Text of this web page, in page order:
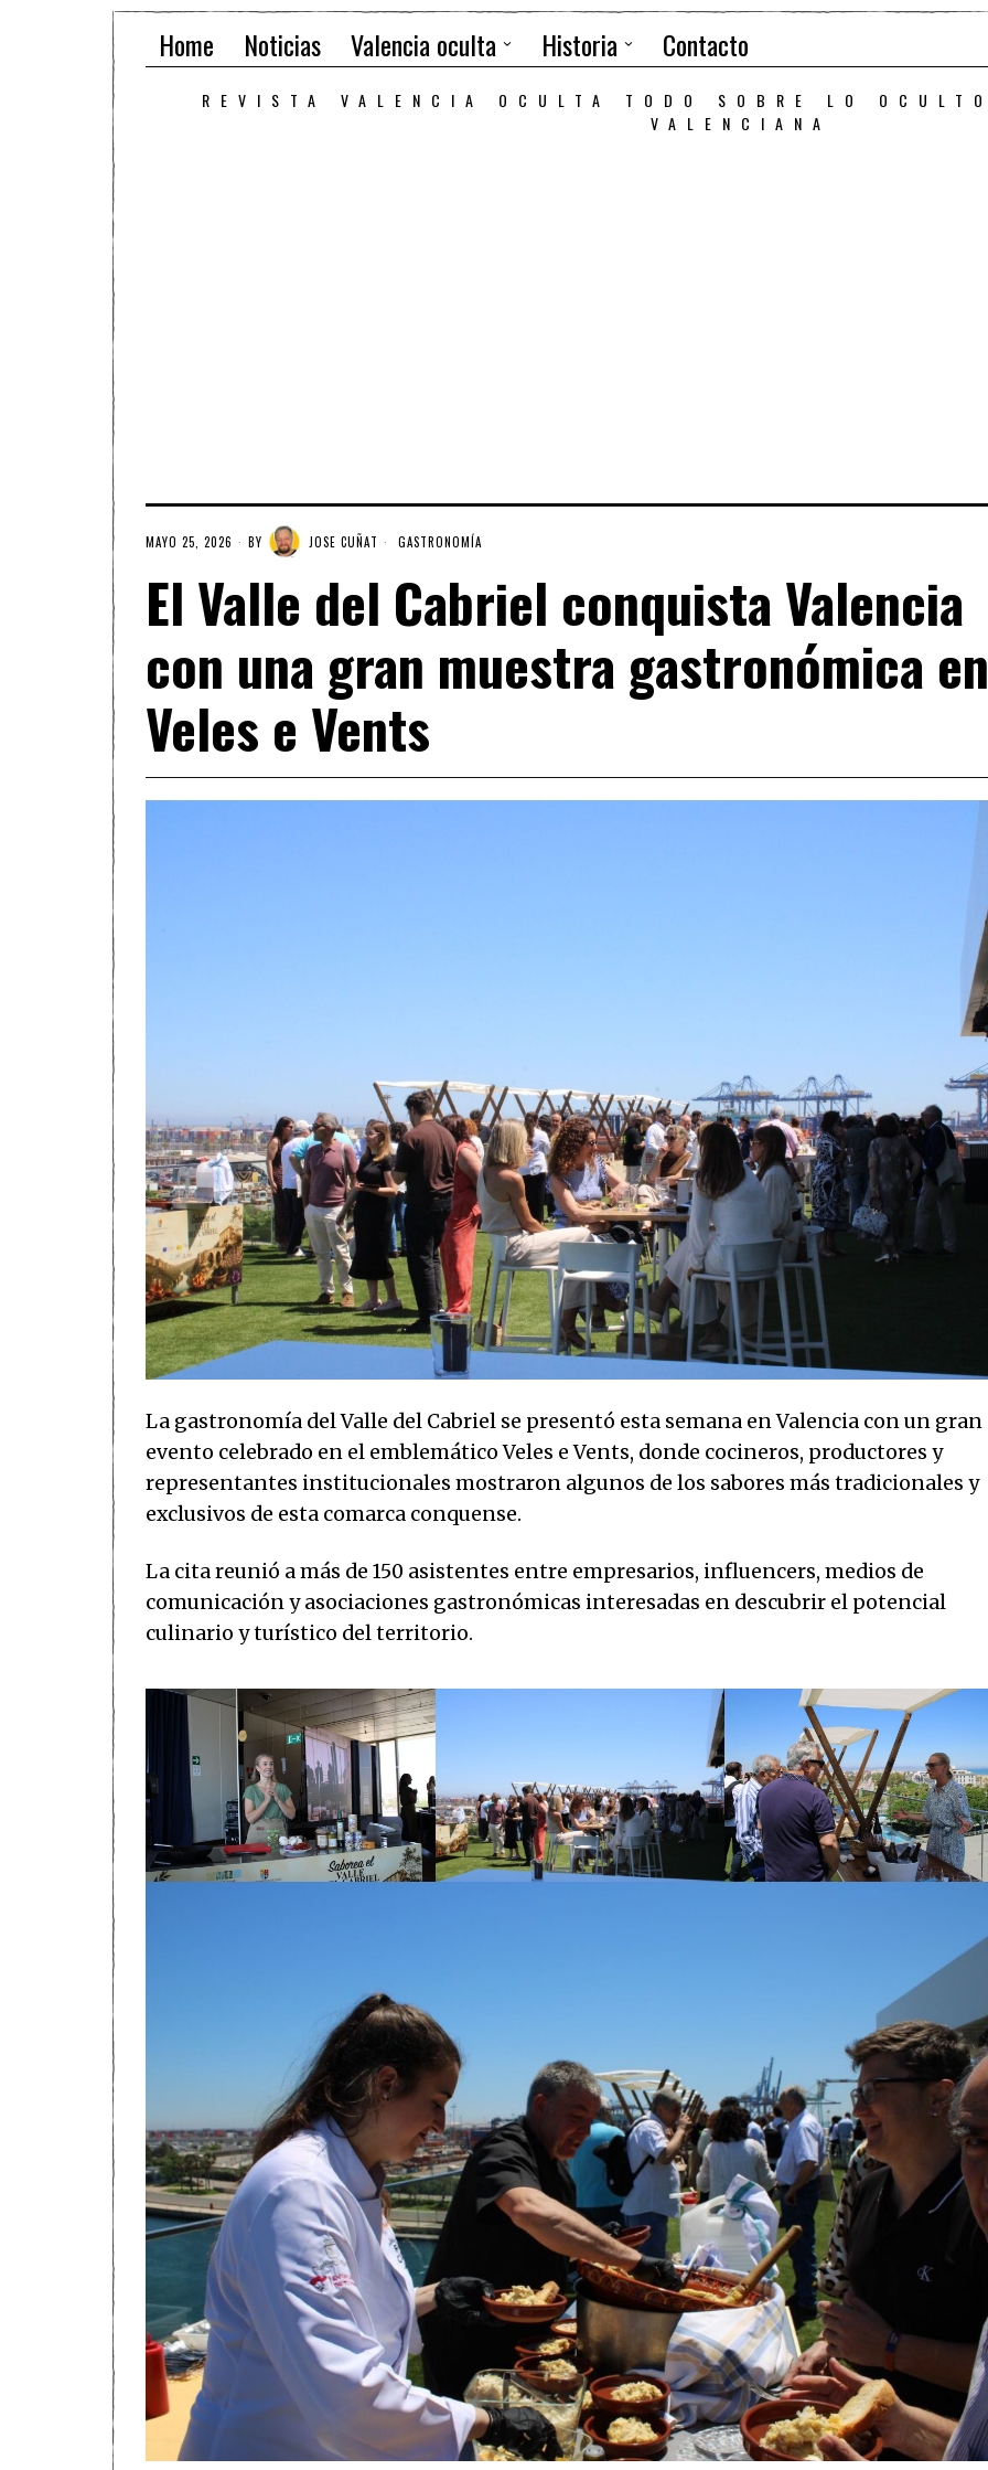
Home Noticias Valencia oculta Historia Contacto
REVISTA VALENCIA OCULTA TODO SOBRE LO
VALENCIANA
MAYO 25, 2026 BY JOSE CUÑAT GASTRONOMÍA
El Valle del Cabriel conquista Valencia
con una gran muestra gastronómica en
Veles e Vents
La gastronomía del Valle del Cabriel se presentó esta semana en Valencia con un gran
evento celebrado en el emblemático Veles e Vents, donde cocineros, productores y
representantes institucionales mostraron algunos de los sabores más tradicionales y
exclusivos de esta comarca conquense.
La cita reunió a más de 150 asistentes entre empresarios, influencers, medios de
comunicación y asociaciones gastronómicas interesadas en descubrir el potencial
culinario y turístico del territorio.